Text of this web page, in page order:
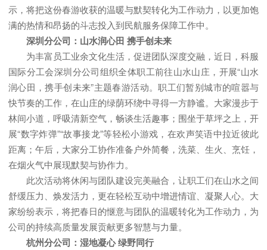
示，将把这份春游收获的温暖与默契转化为工作动力，以更加饱
满的热情和昂扬的斗志投入到民航服务保障工作中。
深圳分公司：山水润心田 携手创未来
为丰富员工业余文化生活，促进团队深度交融，近日，科服
国际分工会深圳分公司组织全体职工前往山水山庄，开展“山水
润心田，携手创未来”主题春游活动。职工们暂别城市的喧嚣与
快节奏的工作，在山庄的绿荫环绕中寻得一方静谧。大家漫步于
林间小道，呼吸清新空气，畅谈生活趣事；围坐于草坪之上，开
展“数字炸弹”“故事接龙”等轻松小游戏，在欢声笑语中拉近彼此
距离；午后，大家分工协作准备户外简餐，洗菜、生火、烹饪，
在烟火气中展现默契与协作力。
此次活动将休闲与团队建设完美融合，让职工们在山水之间
舒缓压力、焕发活力，更在轻松互动中增进情谊、凝聚人心。大
家纷纷表示，将把春日的惬意与团队的温暖转化为工作动力，为
公司的持续高质量发展贡献更多智慧与力量。
杭州分公司：湿地凝心 绿野同行